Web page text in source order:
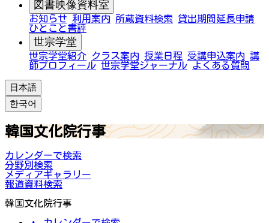
図書映像資料室
お知らせ 利用案内 所蔵資料検索
貸出期間延長申請
ひとこと書評
世宗学堂
世宗学堂紹介 クラス案内 授業日程 受講申込案内 講
師プロフィール 世宗学堂ジャーナル よくある質問
日本語
한국어
韓国文化院行事
カレンダーで検索
分野別検索
メディアギャラリー
報道資料検索
韓国文化院行事